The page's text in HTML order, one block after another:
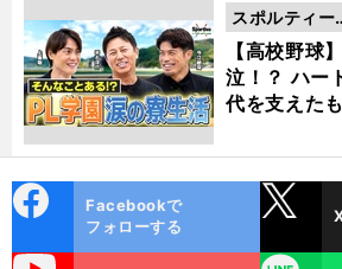
【高校野球
泣！？ ハー
代を支えた
スポルティー
動画
ok
Facebookで
フォローする